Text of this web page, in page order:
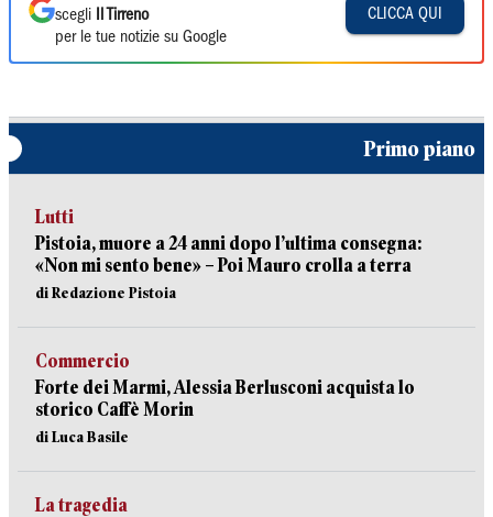
scegli
Il Tirreno
per le tue notizie su Google
CLICCA QUI
Primo piano
Lutti
Pistoia, muore a 24 anni dopo l’ultima consegna:
«Non mi sento bene» – Poi Mauro crolla a terra
di Redazione Pistoia
Commercio
Forte dei Marmi, Alessia Berlusconi acquista lo
storico Caffè Morin
di Luca Basile
La tragedia